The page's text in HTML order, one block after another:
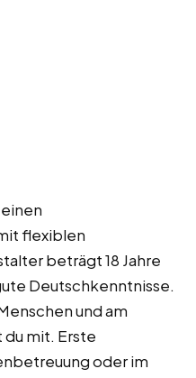
flexiblen
beträgt 18 Jahre
Deutschkenntnisse.
und am
mit. Erste
oder im